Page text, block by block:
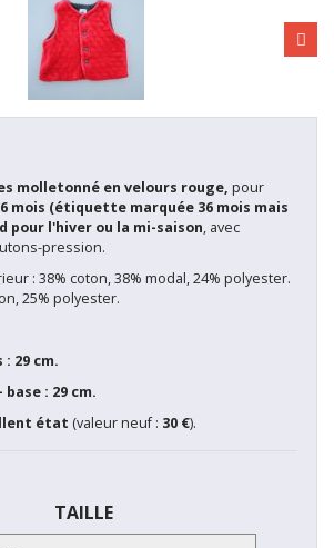
molletonné en velours rouge, pour
mois (étiquette marquée 36 mois mais
pour l'hiver ou la mi-saison, avec
pression.
: 38% coton, 38% modal, 24% polyester.
25% polyester.
29 cm.
: 29 cm.
état (valeur neuf : 30 €).
TAILLE